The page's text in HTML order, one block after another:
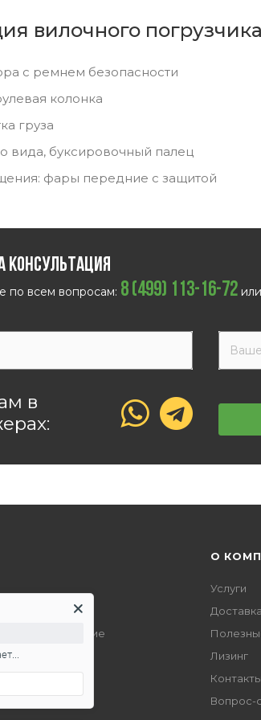
вилочного
с ремнем безопасности
колонка
груза
вида, буксировочный палец
фары передние с защитой
консультация
по всем вопросам: 8 (499) 113-16-72
в
техника
оборудование
О
Услуги
Доставка
Лизинг
Контакты
Вопрос-